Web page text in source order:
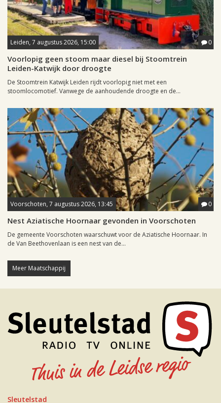
Leiden, 7 augustus 2026, 15:00 0
Voorlopig geen stoom maar diesel bij Stoomtrein
Leiden-Katwijk door droogte
De Stoomtrein Katwijk Leiden rijdt voorlopig niet met een
stoomlocomotief. Vanwege de aanhoudende droogte en de...
Voorschoten, 7 augustus 2026, 13:45 0
Nest Aziatische Hoornaar gevonden in Voorschoten
De gemeente Voorschoten waarschuwt voor de Aziatische Hoornaar. In
de Van Beethovenlaan is een nest van de...
Meer Maatschappij
Sleutelstad